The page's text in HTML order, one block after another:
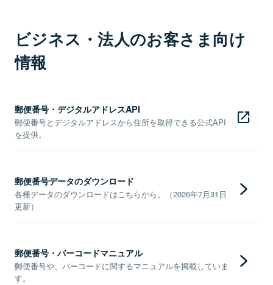
ビジネス・法人のお客さま向け
情報
郵便番号・デジタルアドレスAPI
郵便番号とデジタルアドレスから住所を取得できる公式API
を提供。
郵便番号データのダウンロード
各種データのダウンロードはこちらから。（2026年7月31日
更新）
郵便番号・バーコードマニュアル
郵便番号や、バーコードに関するマニュアルを掲載していま
す。